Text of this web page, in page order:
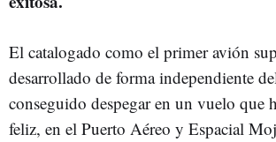
El catalogado como el primer avión
desarrollado de forma independiente
conseguido despegar en un vuelo que
feliz, en el Puerto Aéreo y Espacial